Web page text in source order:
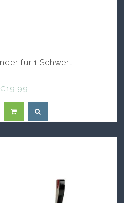
fur 1 Schwert
€19,99